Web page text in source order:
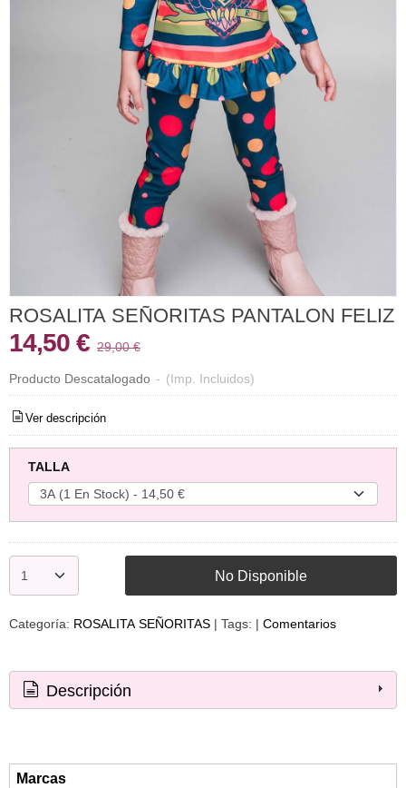
Marcas
ROSALITA SEÑORITAS PANTALON FELIZ
14,50 € 29,00 €
Producto Descatalogado - (Imp. Incluidos)
Ver descripción
TALLA
No Disponible
Categoría: ROSALITA SEÑORITAS | Tags: | Comentarios
Descripción